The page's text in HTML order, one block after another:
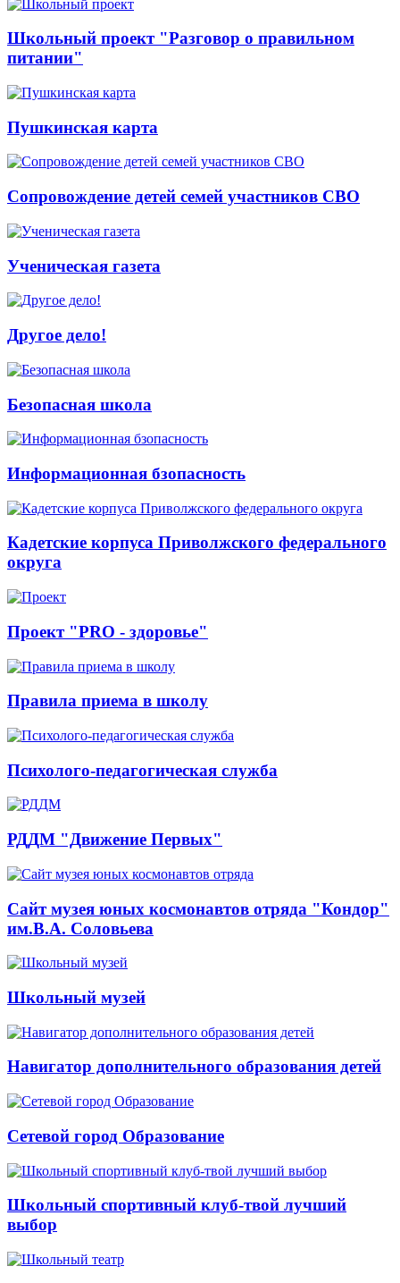
Школьный проект "Разговор о правильном
питании"
Пушкинская карта
Сопровождение детей семей участников СВО
Ученическая газета
Другое дело!
Безопасная школа
Информационная бзопасность
Кадетские корпуса Приволжского федерального
округа
Проект "PRO - здоровье"
Правила приема в школу
Психолого-педагогическая служба
РДДМ "Движение Первых"
Сайт музея юных космонавтов отряда "Кондор"
им.В.А. Соловьева
Школьный музей
Навигатор дополнительного образования детей
Сетевой город Образование
Школьный спортивный клуб-твой лучший
выбор